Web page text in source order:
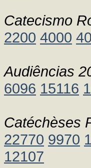
Catecismo
2200 4000
Audiências
6096 15116
Catéchèses
22770 9970
12107